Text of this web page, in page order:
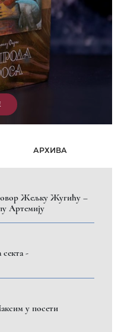
у посети
физички напад на
на КФОР и ЕУЛЕКС да
и сестрама